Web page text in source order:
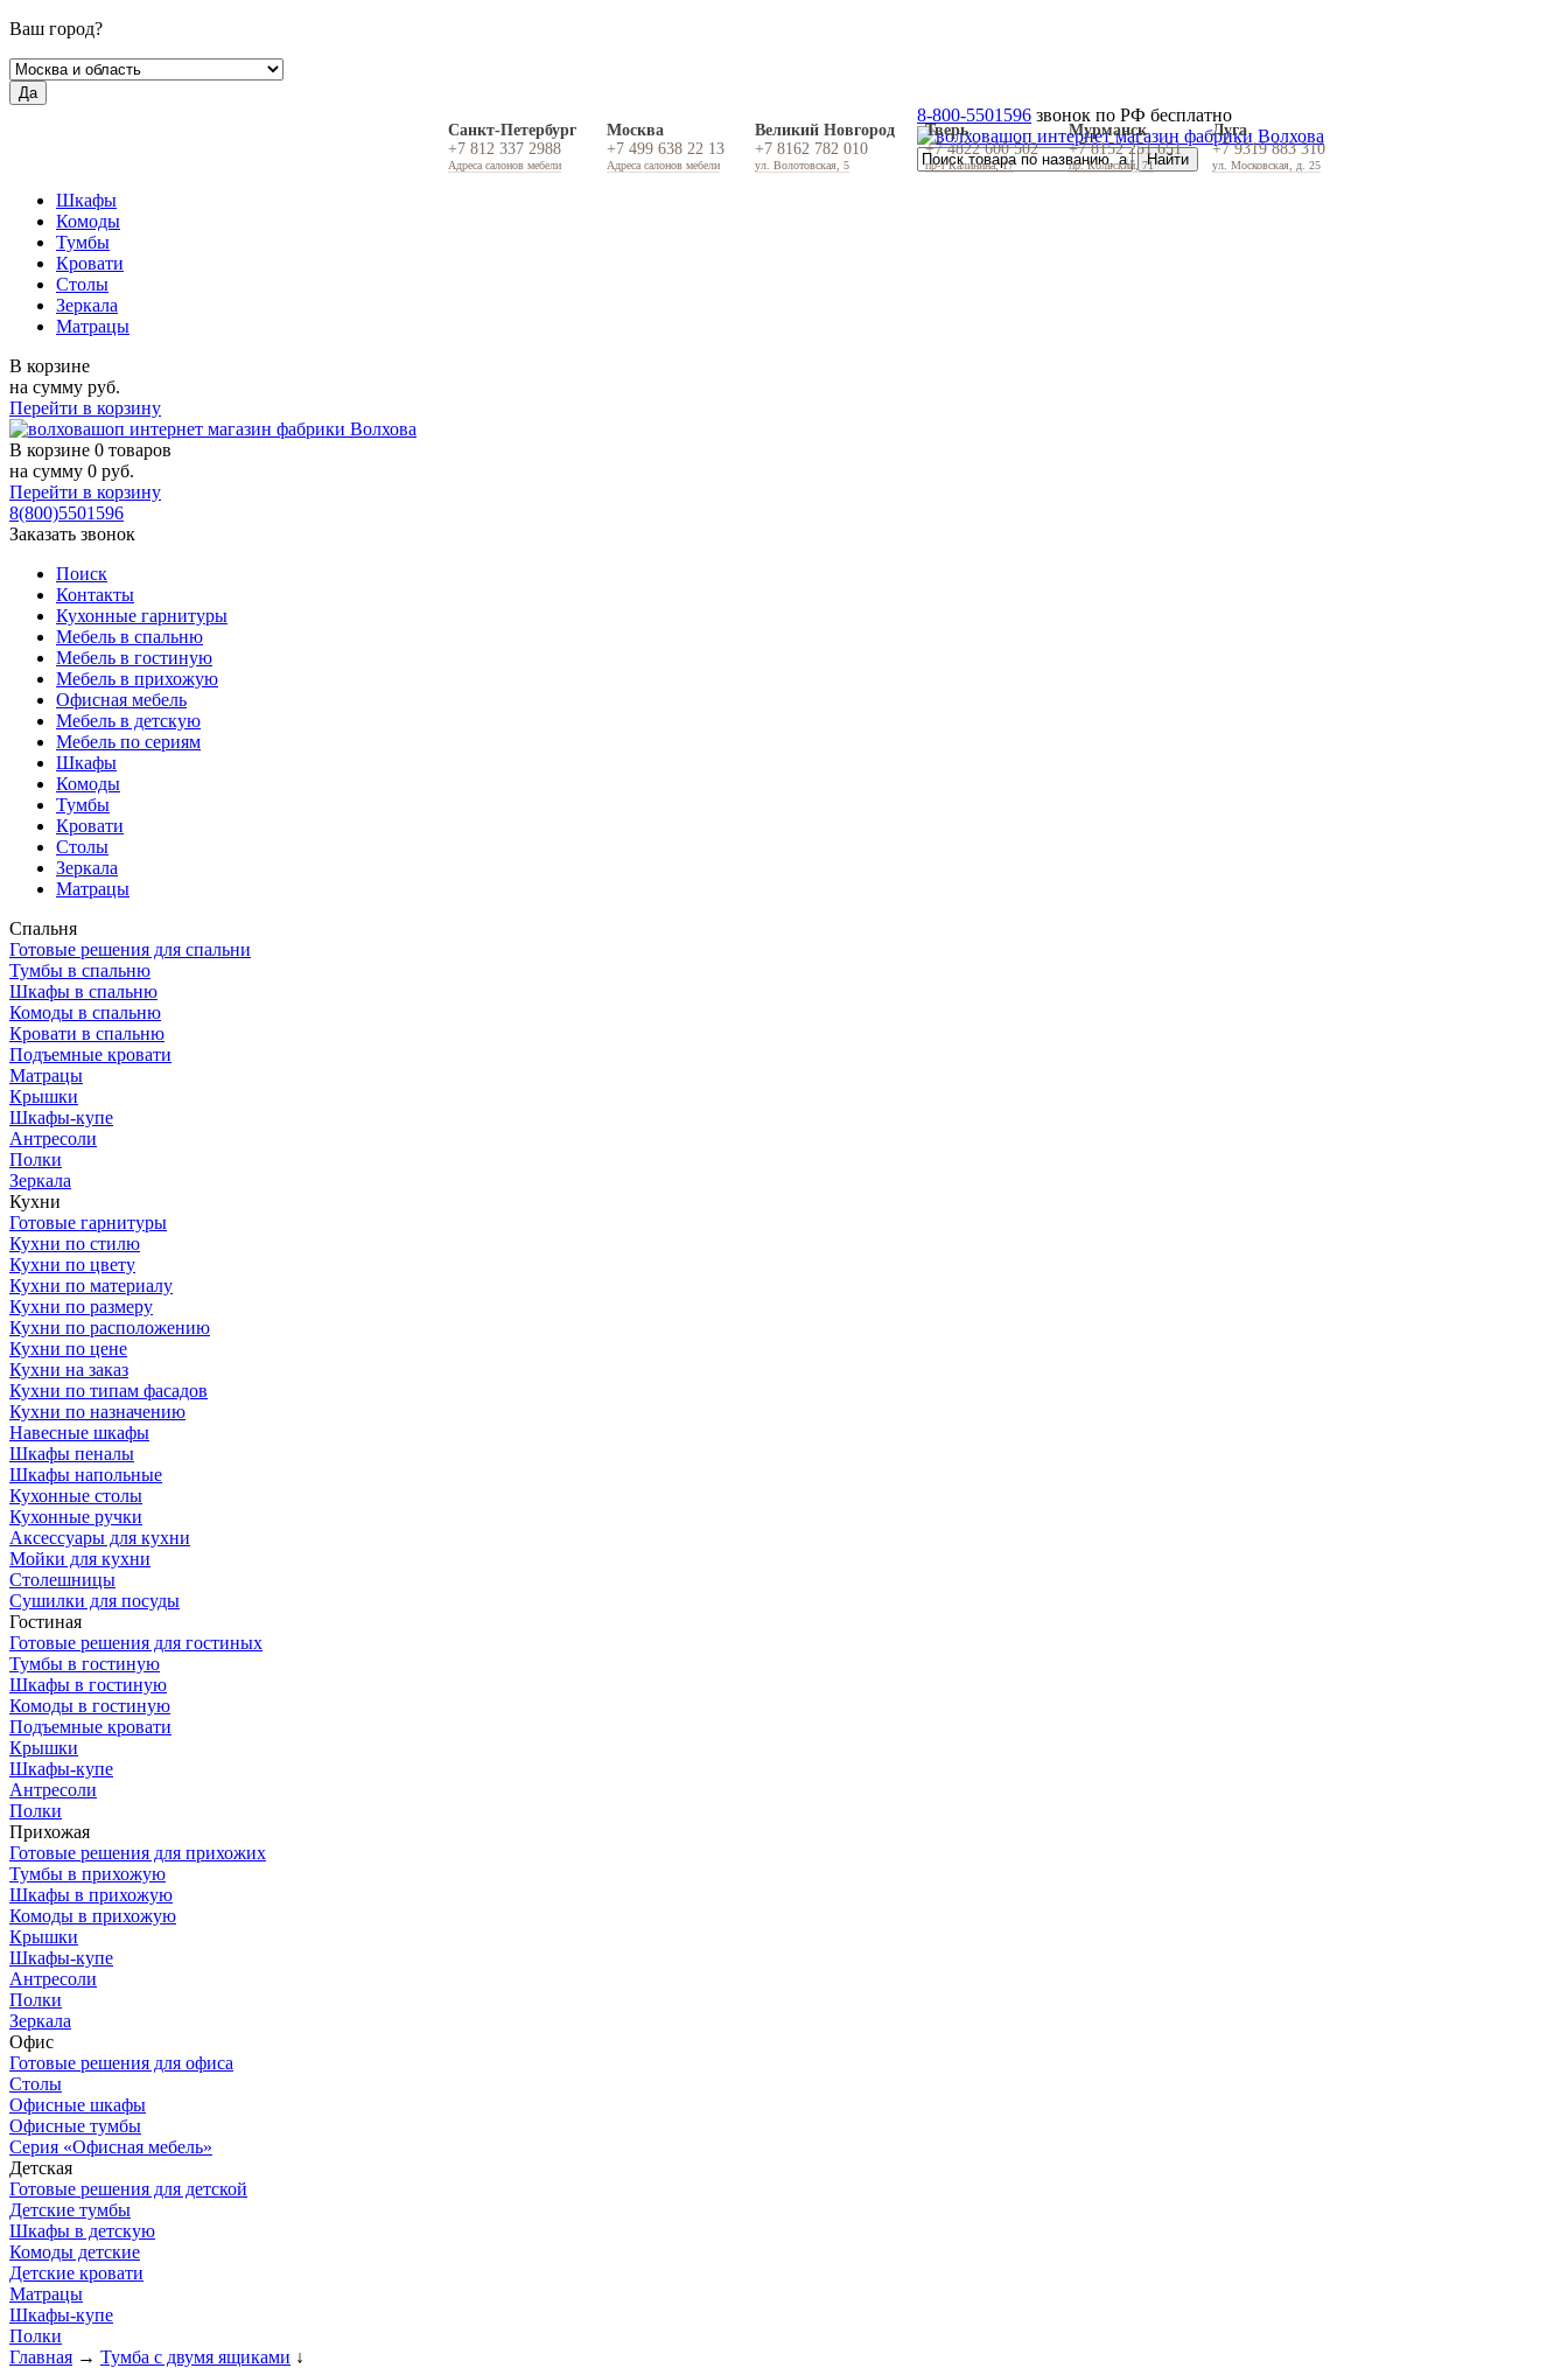
Ваш город?
Да
Санкт-Петербург
+7 812 337 2988
Адреса салонов мебели
Москва
+7 499 638 22 13
Адреса салонов мебели
Великий Новгород
+7 8162 782 010
ул. Волотовская, 5
Тверь
+7 4822 600 502
пр-т Калинина, 17
Мурманск
+7 8152 251 651
пр. Кольский, 71
Луга
+7 9319 883 310
ул. Московская, д. 25
8-800-5501596 звонок по РФ бесплатно
Шкафы
Комоды
Тумбы
Кровати
Столы
Зеркала
Матрацы
В корзине
на сумму руб.
Перейти в корзину
В корзине 0 товаров
на сумму 0 руб.
Перейти в корзину
8(800)5501596
Заказать звонок
Поиск
Контакты
Кухонные гарнитуры
Мебель в спальню
Мебель в гостиную
Мебель в прихожую
Офисная мебель
Мебель в детскую
Мебель по сериям
Шкафы
Комоды
Тумбы
Кровати
Столы
Зеркала
Матрацы
Спальня
Готовые решения для спальни
Тумбы в спальню
Шкафы в спальню
Комоды в спальню
Кровати в спальню
Подъемные кровати
Матрацы
Крышки
Шкафы-купе
Антресоли
Полки
Зеркала
Кухни
Готовые гарнитуры
Кухни по стилю
Кухни по цвету
Кухни по материалу
Кухни по размеру
Кухни по расположению
Кухни по цене
Кухни на заказ
Кухни по типам фасадов
Кухни по назначению
Навесные шкафы
Шкафы пеналы
Шкафы напольные
Кухонные столы
Кухонные ручки
Аксессуары для кухни
Мойки для кухни
Столешницы
Сушилки для посуды
Гостиная
Готовые решения для гостиных
Тумбы в гостиную
Шкафы в гостиную
Комоды в гостиную
Подъемные кровати
Крышки
Шкафы-купе
Антресоли
Полки
Прихожая
Готовые решения для прихожих
Тумбы в прихожую
Шкафы в прихожую
Комоды в прихожую
Крышки
Шкафы-купе
Антресоли
Полки
Зеркала
Офис
Готовые решения для офиса
Столы
Офисные шкафы
Офисные тумбы
Серия «Офисная мебель»
Детская
Готовые решения для детской
Детские тумбы
Шкафы в детскую
Комоды детские
Детские кровати
Матрацы
Шкафы-купе
Полки
Главная → Тумба с двумя ящиками ↓